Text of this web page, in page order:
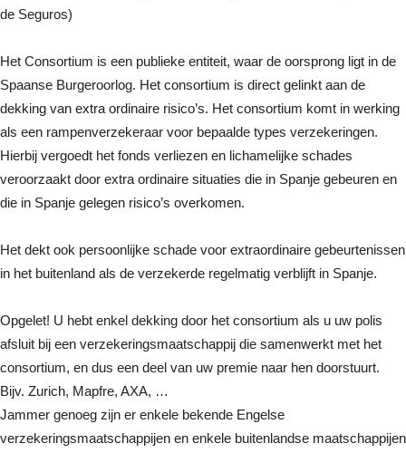
de Seguros)
Het Consortium is een publieke entiteit, waar de oorsprong ligt in de
Spaanse Burgeroorlog. Het consortium is direct gelinkt aan de
dekking van extra ordinaire risico’s. Het consortium komt in werking
als een rampenverzekeraar voor bepaalde types verzekeringen.
Hierbij vergoedt het fonds verliezen en lichamelijke schades
veroorzaakt door extra ordinaire situaties die in Spanje gebeuren en
die in Spanje gelegen risico’s overkomen.
Het dekt ook persoonlijke schade voor extraordinaire gebeurtenissen
in het buitenland als de verzekerde regelmatig verblijft in Spanje.
Opgelet! U hebt enkel dekking door het consortium als u uw polis
afsluit bij een verzekeringsmaatschappij die samenwerkt met het
consortium, en dus een deel van uw premie naar hen doorstuurt.
Bijv. Zurich, Mapfre, AXA, …
Jammer genoeg zijn er enkele bekende Engelse
verzekeringsmaatschappijen en enkele buitenlandse maatschappijen